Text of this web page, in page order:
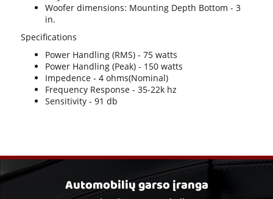
Woofer dimensions: Mounting Depth Bottom - 3
in.
Specifications
Power Handling (RMS) - 75 watts
Power Handling (Peak) - 150 watts
Impedence - 4 ohms(Nominal)
Frequency Response - 35-22k hz
Sensitivity - 91 db
Automobilių garso įranga